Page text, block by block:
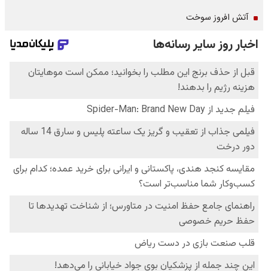
آتش افروز سوخت